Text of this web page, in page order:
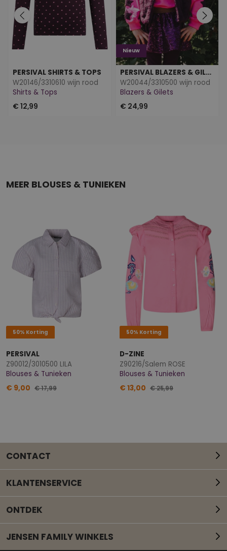
PERSIVAL SHIRTS & TOPS
W20146/3310610 wijn rood
Shirts & Tops
€ 12,99
Nieuw
PERSIVAL BLAZERS & GILETS
W20044/3310500 wijn rood
Blazers & Gilets
€ 24,99
MEER BLOUSES & TUNIEKEN
50% Korting
PERSIVAL
Z90012/3010500 LILA
Blouses & Tunieken
€ 9,00 € 17,99
50% Korting
D-ZINE
Z90216/Salem ROSE
Blouses & Tunieken
€ 13,00 € 25,99
CONTACT
Mail onze klantenservice
KLANTENSERVICE
ONTDEK
JENSEN FAMILY WINKELS